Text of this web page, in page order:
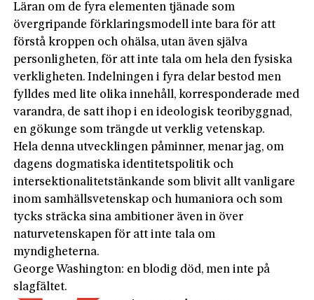
Läran om de fyra elementen tjänade som
övergripande förklaringsmodell inte bara för att
förstå kroppen och ohälsa, utan även själva
personligheten, för att inte tala om hela den fysiska
verkligheten. Indelningen i fyra delar bestod men
fylldes med lite olika innehåll, korresponderade med
varandra, de satt ihop i en ideologisk teoribyggnad,
en gökunge som trängde ut verklig vetenskap.
Hela denna utvecklingen påminner, menar jag, om
dagens dogmatiska identitetspolitik och
intersektionalitetstänkande som blivit allt vanligare
inom samhällsvetenskap och humaniora och som
tycks sträcka sina ambitioner även in över
naturvetenskapen för att inte tala om
myndigheterna.
George Washington: en blodig död, men inte på
slagfältet.